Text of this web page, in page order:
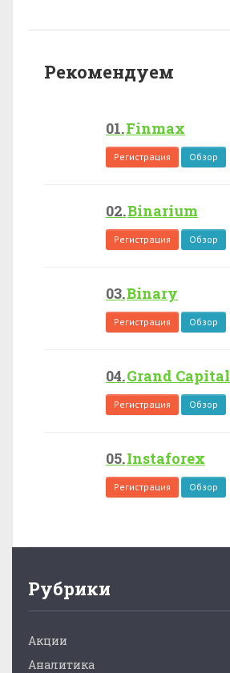
Рекомендуем
Finmax
Регистрация Обзор
Binarium
Регистрация Обзор
Binary
Регистрация Обзор
Grand Capital
Регистрация Обзор
Instaforex
Регистрация Обзор
Рубрики
Акции
Аналитика